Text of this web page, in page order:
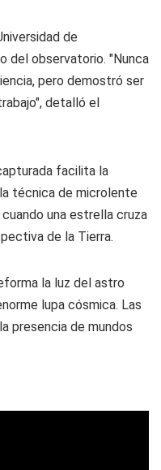
de
del observatorio. "Nunca
pero demostró ser
detalló el
facilita la
técnica de microlente
una estrella cruza
de la Tierra.
la luz del astro
lupa cósmica. Las
presencia de mundos